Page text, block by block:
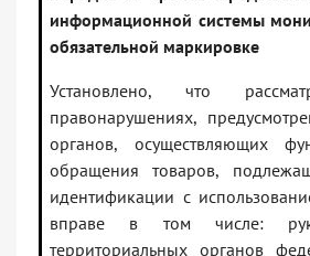
информационной системы
обязательной маркировке
Установлено, что
правонарушениях,
органов, осуществляющих
обращения товаров,
идентификации с
вправе в том числе:
территориальных органов